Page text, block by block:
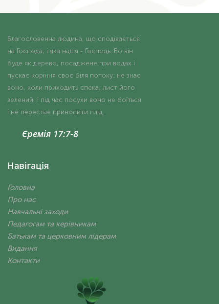
Благословенна людина, що сподівається
на Господа, і яка надія - Господь. Бо він
буде як дерево, посаджене при водах і
пускає коріння своє біля потоку; не знає
воно, коли приходить спека; лист його
зелений, і під час посухи воно не боїться
і не перестає приносити плід.
Єремія 17:7-8
Навігація
Головна
Про нас
Навчальні заходи
Педагогам та керівникам
Батькам та церковним лідерам
Видання
Контакти